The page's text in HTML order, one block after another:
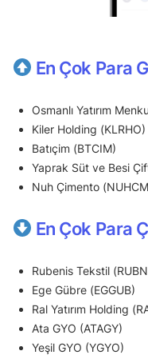
En Çok Para
Osmanlı Yatırım
Kiler Holding (KLRHO)
Batıçim (BTCIM)
Yaprak Süt ve Besi
Nuh Çimento
En Çok Para
Rubenis Tekstil
Ege Gübre (EGGUB)
Ral Yatırım Holding
Ata GYO (ATAGY)
Yeşil GYO (YGYO)